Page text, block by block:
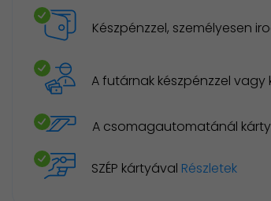
Készpénzzel, személyesen
A futárnak készpénzzel vagy
A csomagautomatánál
SZÉP kártyával Részletek